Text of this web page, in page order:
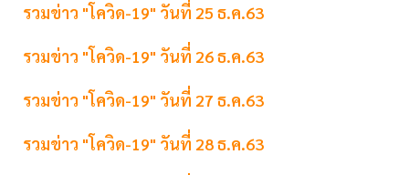
รวมข่าว "โควิด-19" วันที่ 25 ธ.ค.63
รวมข่าว "โควิด-19" วันที่ 26 ธ.ค.63
รวมข่าว "โควิด-19" วันที่ 27 ธ.ค.63
รวมข่าว "โควิด-19" วันที่ 28 ธ.ค.63